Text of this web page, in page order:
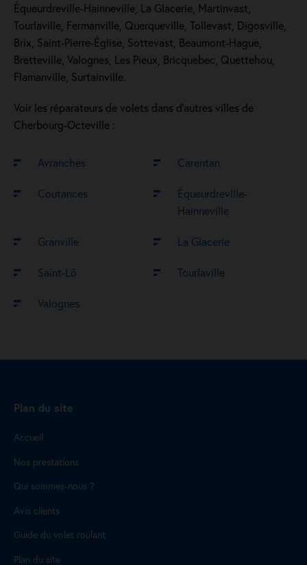
Équeurdreville-Hainneville, La Glacerie, Martinvast,
Tourlaville, Fermanville, Querqueville, Tollevast, Digosville,
Brix, Saint-Pierre-Église, Sottevast, Beaumont-Hague,
Bretteville, Valognes, Les Pieux, Bricquebec, Quettehou,
Flamanville, Surtainville.
Voir les réparateurs de volets dans d’autres villes de
Cherbourg-Octeville :
Avranches Carentan
Coutances
Équeurdreville-
Hainneville
Granville La Glacerie
Saint-Lô Tourlaville
Valognes
Plan du site
Accueil
Nos prestations
Qui sommes-nous ?
Avis clients
Guide du volet roulant
Plan du site